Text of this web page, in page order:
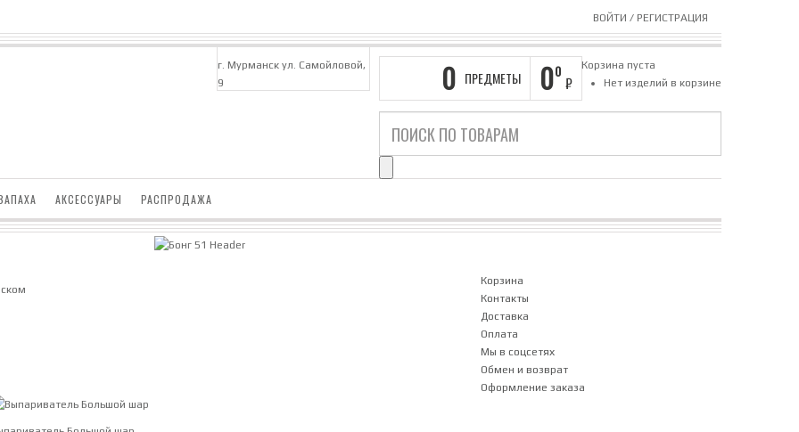
ВОЙТИ / РЕГИСТРАЦИЯ
0 ПРЕДМЕТЫ 00
₽
Корзина пуста
Нет изделий в корзине
г. Мурманск ул. Самойловой,
9
АКСЕССУАРЫ РАСПРОДАЖА
Корзина
Контакты
Доставка
Оплата
Мы в соцсетях
Обмен и возврат
Оформление заказа